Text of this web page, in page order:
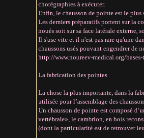
chorégraphies à exécuter.
Enfin, le chausson de pointe est le
Les derniers préparatifs portent sur la
noués soit sur sa face latérale externe,
Il s'use vite et il n'est pas rare qu'une
chaussons usés pouvant engendrer de
http://www.noureev-medical.org/
La fabrication des pointes
La chose la plus importante, dans la
utilisée pour l’assemblage des
Un chausson de pointe est composé
vertébrale», le cambrion, en bois
(dont la particularité est de retrouver